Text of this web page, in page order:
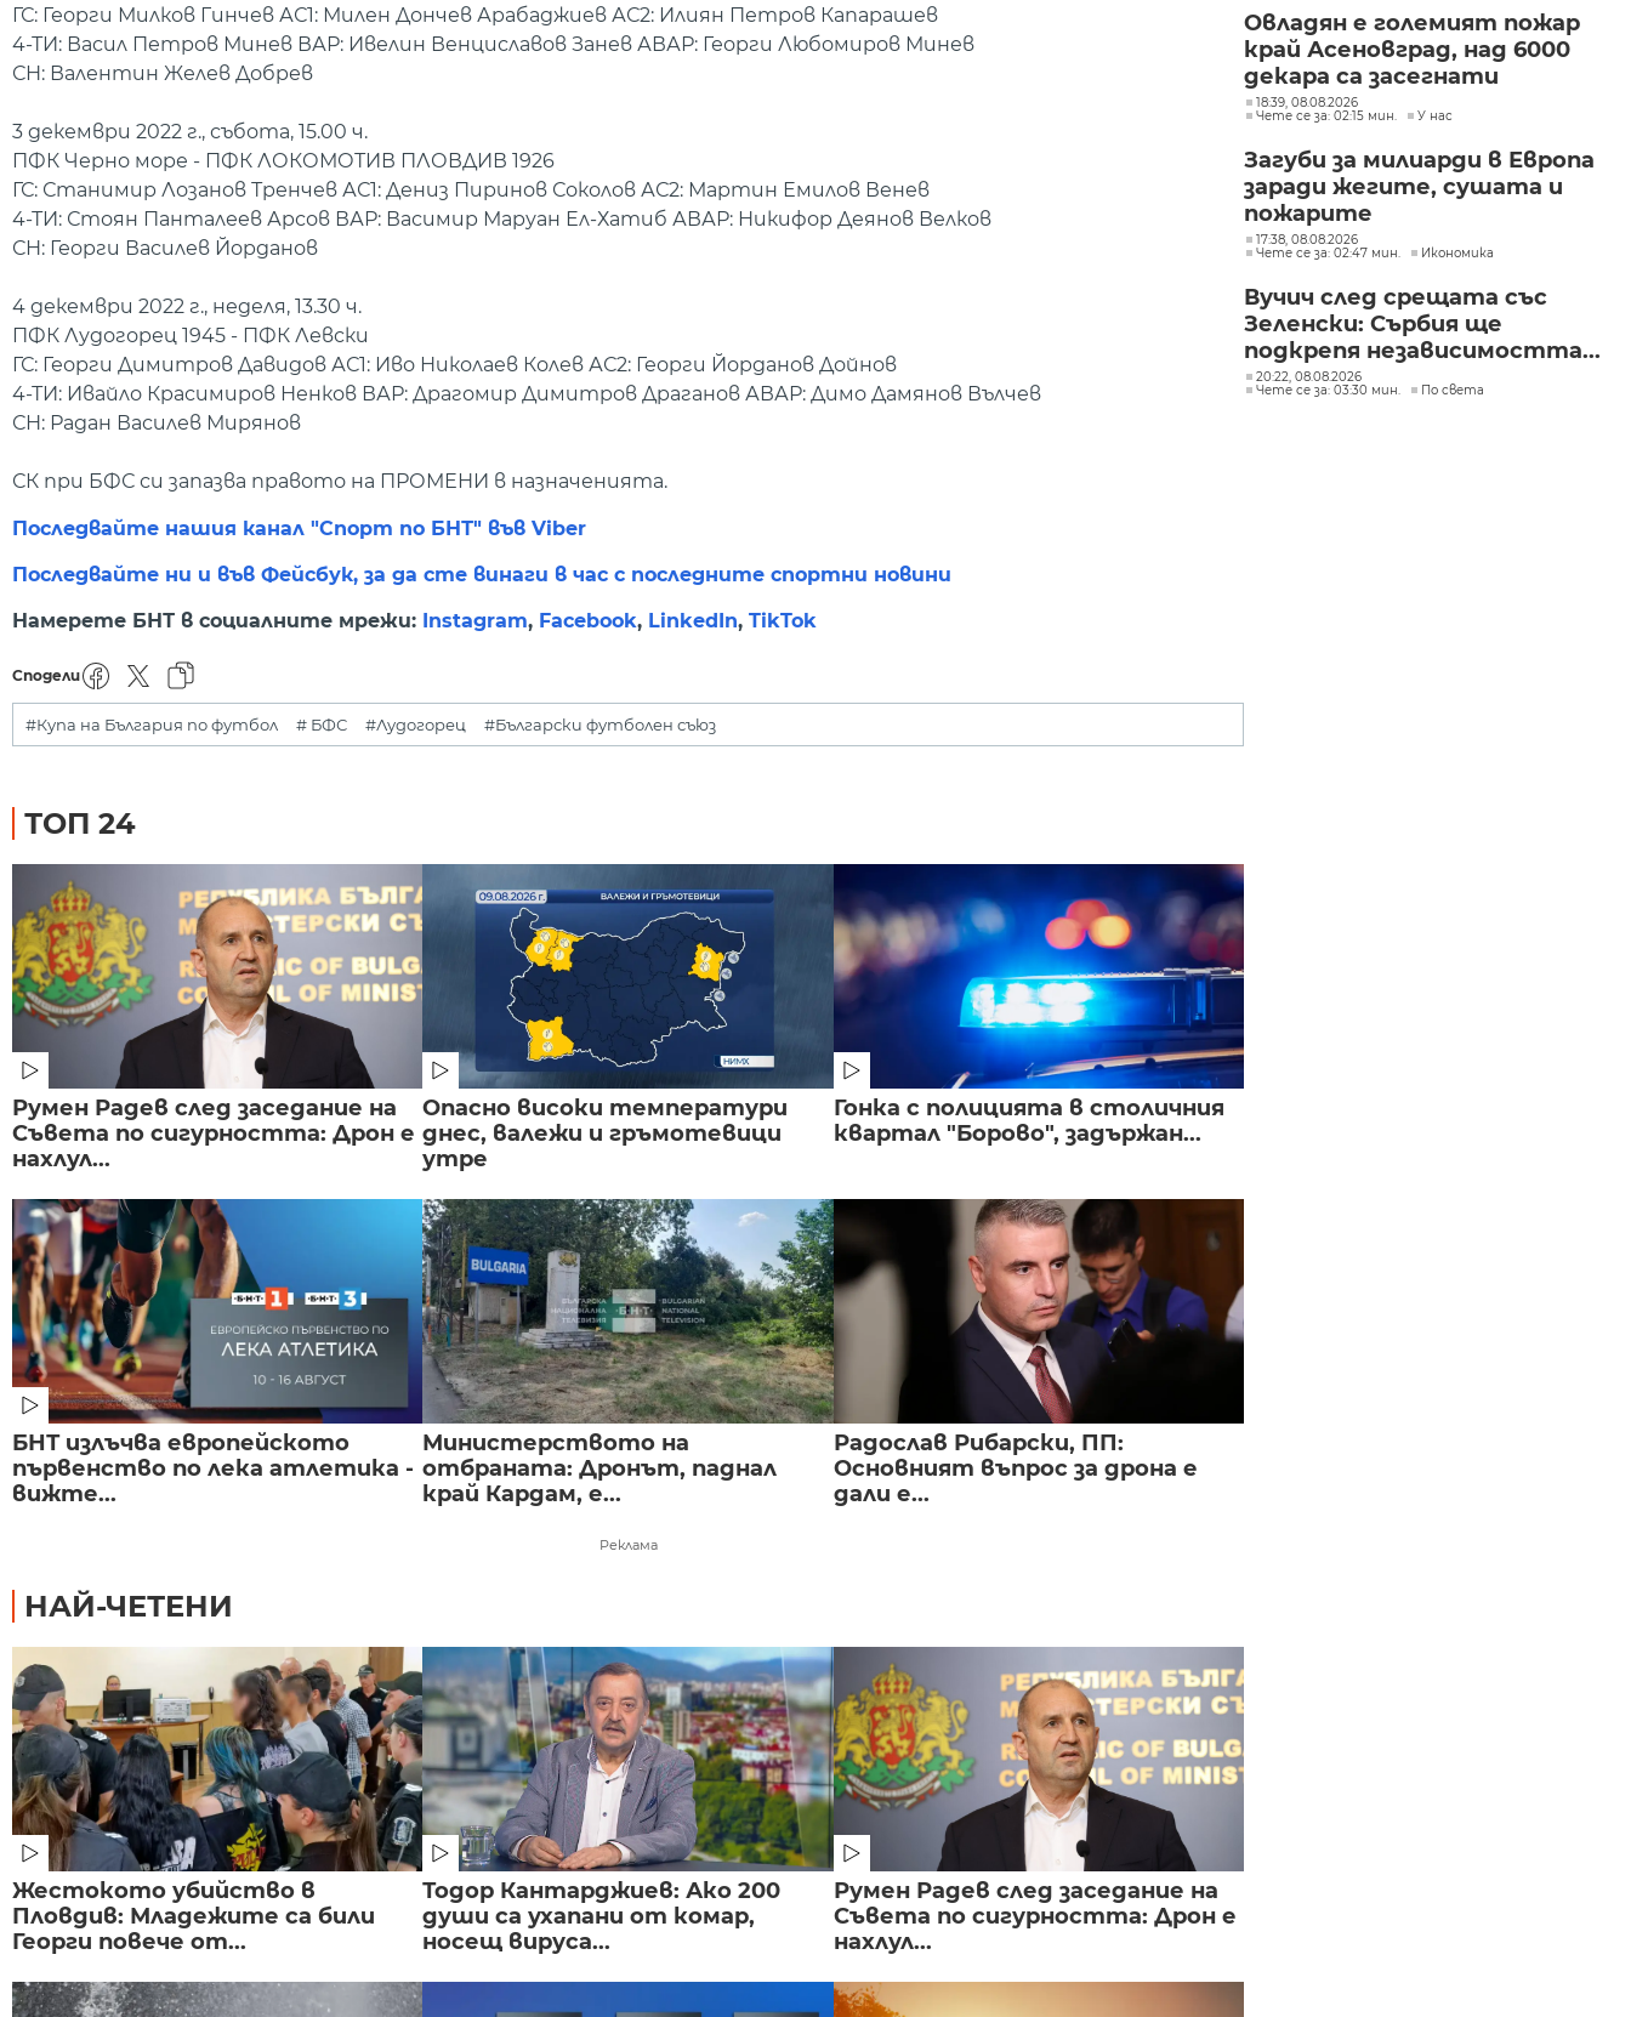
ГС: Георги Милков Гинчев АС1: Милен Дончев Арабаджиев АС2: Илиян Петров Капарашев
4-ТИ: Васил Петров Минев ВАР: Ивелин Венциславов Занев АВАР: Георги Любомиров Минев
СН: Валентин Желев Добрев
3 декември 2022 г., събота, 15.00 ч.
ПФК Черно море - ПФК ЛОКОМОТИВ ПЛОВДИВ 1926
ГС: Станимир Лозанов Тренчев АС1: Дениз Пиринов Соколов АС2: Мартин Емилов Венев
4-ТИ: Стоян Панталеев Арсов ВАР: Васимир Маруан Ел-Хатиб АВАР: Никифор Деянов Велков
СН: Георги Василев Йорданов
4 декември 2022 г., неделя, 13.30 ч.
ПФК Лудогорец 1945 - ПФК Левски
ГС: Георги Димитров Давидов АС1: Иво Николаев Колев АС2: Георги Йорданов Дойнов
4-ТИ: Ивайло Красимиров Ненков ВАР: Драгомир Димитров Драганов АВАР: Димо Дамянов Вълчев
СН: Радан Василев Мирянов
СК при БФС си запазва правото на ПРОМЕНИ в назначенията.
Последвайте нашия канал "Спорт по БНТ" във Viber
Последвайте ни и във Фейсбук, за да сте винаги в час с последните спортни новини
Намерете БНТ в социалните мрежи: Instagram, Facebook, LinkedIn, TikTok
Сподели
#Купа на България по футбол # БФС #Лудогорец #Български футболен съюз
ТОП 24
Румен Радев след заседание на
Съвета по сигурността: Дрон е
нахлул...
Опасно високи температури
днес, валежи и гръмотевици
утре
Гонка с полицията в столичния
квартал "Борово", задържан...
БНТ излъчва европейското
първенство по лека атлетика -
вижте...
Министерството на
отбраната: Дронът, паднал
край Кардам, е...
Радослав Рибарски, ПП:
Основният въпрос за дрона е
дали е...
Реклама
НАЙ-ЧЕТЕНИ
Жестокото убийство в
Пловдив: Младежите са били
Георги повече от...
Тодор Кантарджиев: Ако 200
души са ухапани от комар,
носещ вируса...
Румен Радев след заседание на
Съвета по сигурността: Дрон е
нахлул...
Овладян е големият пожар
край Асеновград, над 6000
декара са засегнати
18:39, 08.08.2026
Чете се за: 02:15 мин.
У нас
Загуби за милиарди в Европа
заради жегите, сушата и
пожарите
17:38, 08.08.2026
Чете се за: 02:47 мин.
Икономика
Вучич след срещата със
Зеленски: Сърбия ще
подкрепя независимостта...
20:22, 08.08.2026
Чете се за: 03:30 мин.
По света